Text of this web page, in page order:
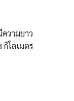
วามยาว
โลเมตร